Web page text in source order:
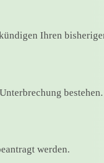
Ihren
bestehen.
werden.